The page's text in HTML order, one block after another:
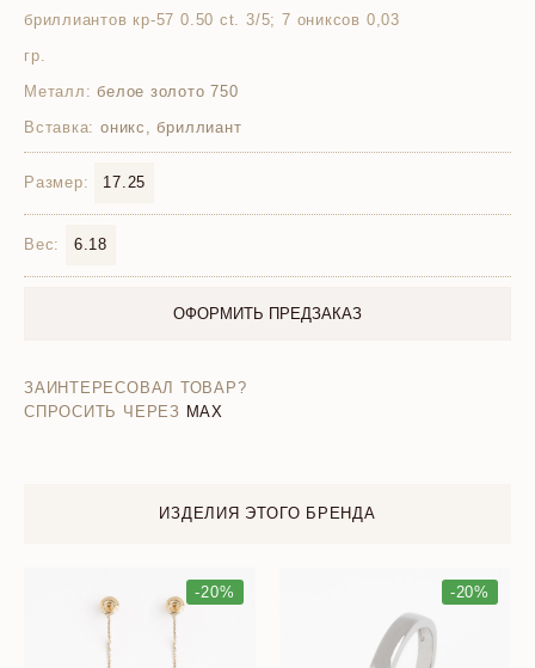
бриллиантов кр-57 0.50 ct. 3/5; 7 ониксов 0,03
гр.
Металл: белое золото 750
Вставка: оникс, бриллиант
Размер: 17.25
Вес: 6.18
ОФОРМИТЬ ПРЕДЗАКАЗ
ЗАИНТЕРЕСОВАЛ ТОВАР?
СПРОСИТЬ ЧЕРЕЗ MAX
ИЗДЕЛИЯ ЭТОГО БРЕНДА
-20% -20%